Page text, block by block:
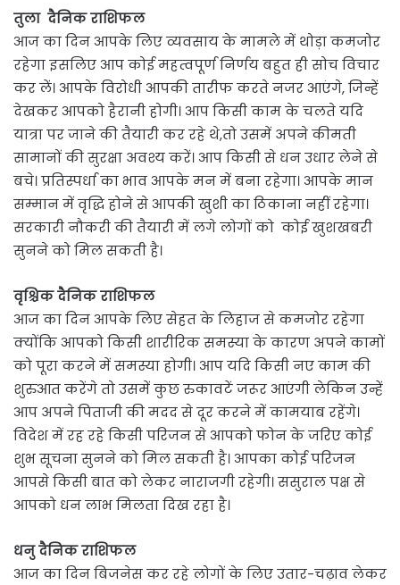
तुला दैनिक राशिफल
आज का दिन आपके लिए व्यवसाय के मामले में थोड़ा कमजोर
रहेगा इसलिए आप कोई महत्वपूर्ण निर्णय बहुत ही सोच विचार
कर लें। आपके विरोधी आपकी तारीफ करते नजर आएंगे, जिन्हें
देखकर आपको हैरानी होगी। आप किसी काम के चलते यदि
यात्रा पर जाने की तैयारी कर रहे थे,तो उसमें अपने कीमती
सामानों की सुरक्षा अवश्य करें। आप किसी से धन उधार लेने से
बचे। प्रतिस्पर्धा का भाव आपके मन में बना रहेगा। आपके मान
सम्मान में वृद्धि होने से आपकी खुशी का ठिकाना नहीं रहेगा।
सरकारी नौकरी की तैयारी में लगे लोगों को कोई खुशखबरी
सुनने को मिल सकती है।
वृश्चिक दैनिक राशिफल
आज का दिन आपके लिए सेहत के लिहाज से कमजोर रहेगा
क्योंकि आपको किसी शारीरिक समस्या के कारण अपने कामों
को पूरा करने में समस्या होगी। आप यदि किसी नए काम की
शुरुआत करेंगे तो उसमें कुछ रुकावटें जरूर आएंगी लेकिन उन्हें
आप अपने पिताजी की मदद से दूर करने में कामयाब रहेंगे।
विदेश में रह रहे किसी परिजन से आपको फोन के जरिए कोई
शुभ सूचना सुनने को मिल सकती है। आपका कोई परिजन
आपसे किसी बात को लेकर नाराजगी रहेगी। ससुराल पक्ष से
आपको धन लाभ मिलता दिख रहा है।
धनु दैनिक राशिफल
आज का दिन बिजनेस कर रहे लोगों के लिए उतार-चढ़ाव लेकर